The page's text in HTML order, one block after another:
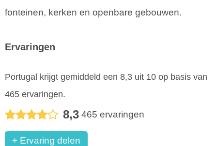
fonteinen, kerken en openbare gebouwen.
Ervaringen
Portugal krijgt gemiddeld een 8,3 uit 10 op basis van
465 ervaringen.
8,3 465 ervaringen
+ Ervaring delen